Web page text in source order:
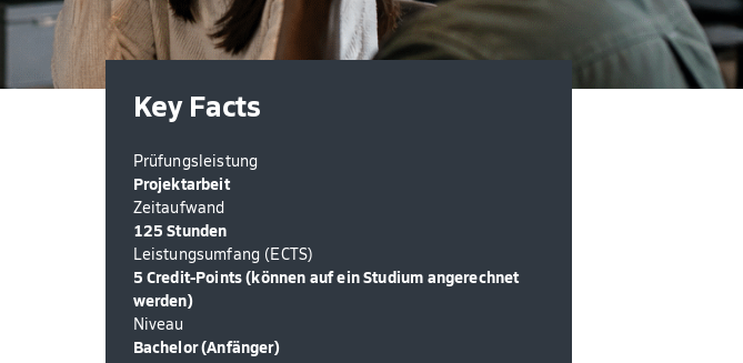
Key Facts
Prüfungsleistung
Projektarbeit
Zeitaufwand
125 Stunden
Leistungsumfang (ECTS)
5 Credit-Points (können auf ein Studium angerechnet
werden)
Niveau
Bachelor (Anfänger)